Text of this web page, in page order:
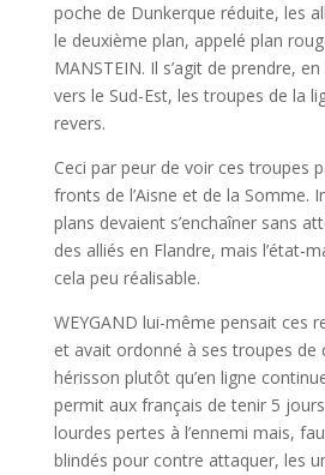
poche de Dunkerque réduite, les
le deuxième plan, appelé plan
MANSTEIN. Il s’agit de prendre,
vers le Sud-Est, les troupes de la
revers.
Ceci par peur de voir ces troupes
fronts de l’Aisne et de la Somme.
plans devaient s’enchaîner sans
des alliés en Flandre, mais l’état-
cela peu réalisable.
WEYGAND lui-même pensait ces
et avait ordonné à ses troupes de
hérisson plutôt qu’en ligne
permit aux français de tenir 5
lourdes pertes à l’ennemi mais,
blindés pour contre attaquer, les